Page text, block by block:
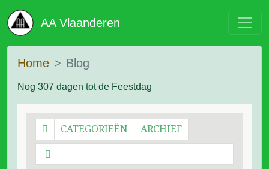
AA Vlaanderen
Home Blog
Nog 307 dagen tot de Feestdag
CATEGORIEËN ARCHIEF